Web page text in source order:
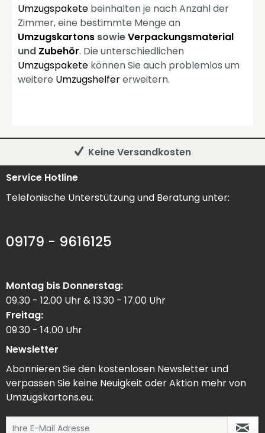
Umzugspakete beinhalten je nach Anzahl der
Zimmer, eine bestimmte Menge an
Umzugskartons sowieVerpackungsmaterial
und Zubehör. Die unterschiedlichen
Umzugspakete können Sie auch problemlos um
weitere Umzugshelfererweitern.
Keine Versandkosten
Service Hotline
Telefonische Unterstützung und Beratung unter:
09179 - 9616125
Montag bis Donnerstag:
09.30 - 12.00 Uhr & 13.30 - 17.00 Uhr
Freitag:
09.30 - 14.00 Uhr
Newsletter
Abonnieren Sie den kostenlosen Newsletter und
verpassen Sie keine Neuigkeit oder Aktion mehr von
Umzugskartons.eu.